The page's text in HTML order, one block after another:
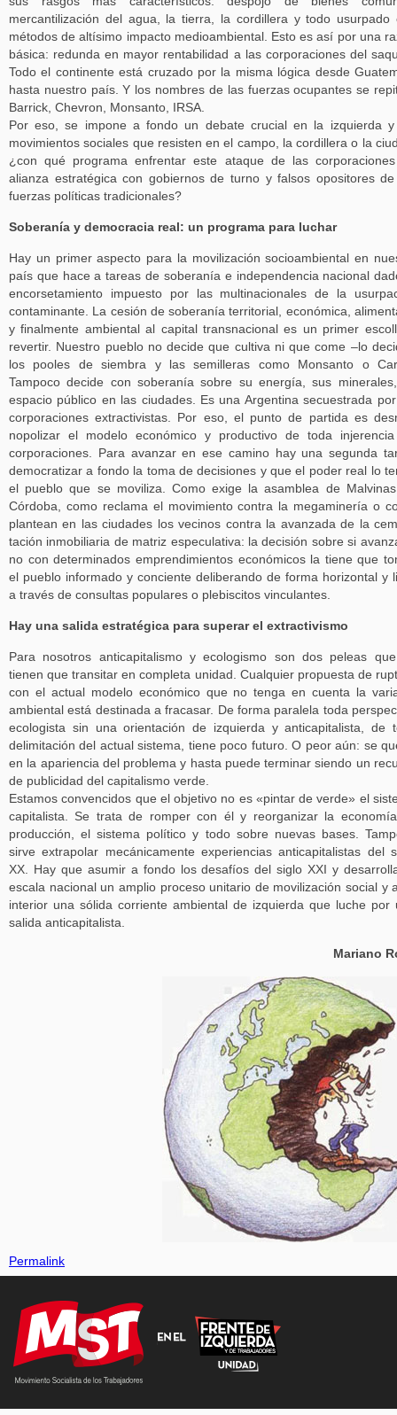
mercantilización del agua, la tierra, la cordillera y todo usurpado
métodos de altísimo impacto medioambiental. Esto es así por una
básica: redunda en mayor rentabilidad a las corporaciones del
Todo el continente está cruzado por la misma lógica desde
hasta nuestro país. Y los nombres de las fuerzas ocupantes se
Barrick, Chevron, Monsanto, IRSA.
Por eso, se impone a fondo un debate crucial en la izquierda
movimientos sociales que resisten en el campo, la cordillera o la
¿con qué programa enfrentar este ataque de las
alianza estratégica con gobiernos de turno y falsos opositores
fuerzas políticas tradicionales?
Soberanía y democracia real: un programa para luchar
Hay un primer aspecto para la movilización socioambiental en
país que hace a tareas de soberanía e independencia nacional
encorsetamiento impuesto por las multinacionales de la
contaminante. La cesión de soberanía territorial, económica,
y finalmente ambiental al capital transnacional es un primer
revertir. Nuestro pueblo no decide que cultiva ni que come –lo
los pooles de siembra y las semilleras como Monsanto o
Tampoco decide con soberanía sobre su energía, sus
espacio público en las ciudades. Es una Argentina secuestrada
corporaciones extractivistas. Por eso, el punto de partida es
nopolizar el modelo económico y productivo de toda
corporaciones. Para avanzar en ese camino hay una segunda
democratizar a fondo la toma de decisiones y que el poder real lo
el pueblo que se moviliza. Como exige la asamblea de
Córdoba, como reclama el movimiento contra la megaminería o
plantean en las ciudades los vecinos contra la avanzada de la
tación inmobiliaria de matriz especulativa: la decisión sobre si
no con determinados emprendimientos económicos la tiene que
el pueblo informado y conciente deliberando de forma horizontal y
a través de consultas populares o plebiscitos vinculantes.
Hay una salida estratégica para superar el extractivismo
Para nosotros anticapitalismo y ecologismo son dos peleas
tienen que transitar en completa unidad. Cualquier propuesta de
con el actual modelo económico que no tenga en cuenta la
ambiental está destinada a fracasar. De forma paralela toda
ecologista sin una orientación de izquierda y anticapitalista, de
delimitación del actual sistema, tiene poco futuro. O peor aún: se
en la apariencia del problema y hasta puede terminar siendo un
de publicidad del capitalismo verde.
Estamos convencidos que el objetivo no es «pintar de verde» el
capitalista. Se trata de romper con él y reorganizar la
producción, el sistema político y todo sobre nuevas bases.
sirve extrapolar mecánicamente experiencias anticapitalistas del
XX. Hay que asumir a fondo los desafíos del siglo XXI y
escala nacional un amplio proceso unitario de movilización social y
interior una sólida corriente ambiental de izquierda que luche por
salida anticapitalista.
Mariano
Permalink